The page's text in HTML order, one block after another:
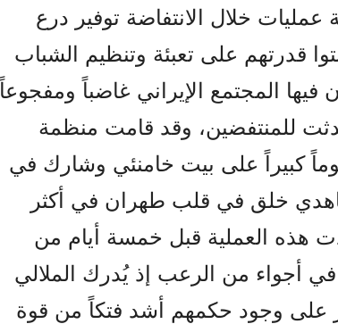
خلال 630 سلسلة عمليات خلال الانتفاضة توفير درع
قدرتهم على تعبئة وتنظيم الشباب
المجتمع الإيراني غاضباً ومفجوعاً
للمنتفضين، وقد قامت منظمة
كبيراً على بيت خامنئي وشارك في
من مجاهدي خلق في قلب طهران في أكثر
هذه العملية قبل خمسة أيام من
أجواء من الرعب إذ يُدرك الملالي
على وجود حكمهم أشد فتكاً من قوة